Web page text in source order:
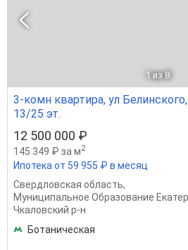
1 из 8
3-комн квартира, ул
13/25 эт.
12 500 000 ₽
145 349 ₽ за м2
Ипотека от 59 955 ₽ в месяц
Свердловская область,
Муниципальное Образование
Чкаловский р-н
Ботаническая